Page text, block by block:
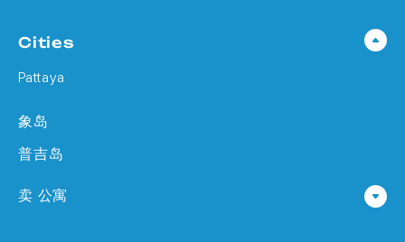
Cities
Pattaya
象岛
普吉岛
卖 公寓